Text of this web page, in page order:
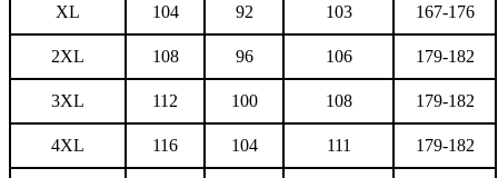
XL 104 92 103 167-176
2XL 108 96 106 179-182
3XL 112 100 108 179-182
4XL 116 104 111 179-182